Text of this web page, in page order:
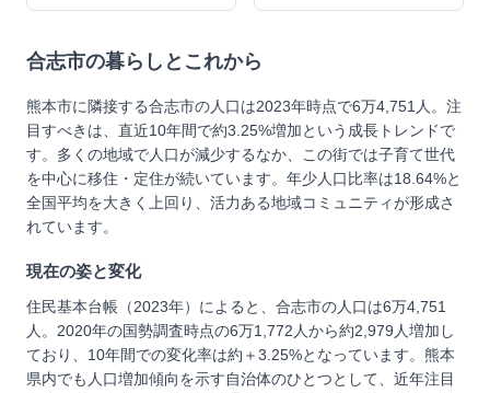
合志市の暮らしとこれから
熊本市に隣接する合志市の人口は2023年時点で6万4,751人。注
目すべきは、直近10年間で約3.25%増加という成長トレンドで
す。多くの地域で人口が減少するなか、この街では子育て世代
を中心に移住・定住が続いています。年少人口比率は18.64%と
全国平均を大きく上回り、活力ある地域コミュニティが形成さ
れています。
現在の姿と変化
住民基本台帳（2023年）によると、合志市の人口は6万4,751
人。2020年の国勢調査時点の6万1,772人から約2,979人増加し
ており、10年間での変化率は約＋3.25%となっています。熊本
県内でも人口増加傾向を示す自治体のひとつとして、近年注目